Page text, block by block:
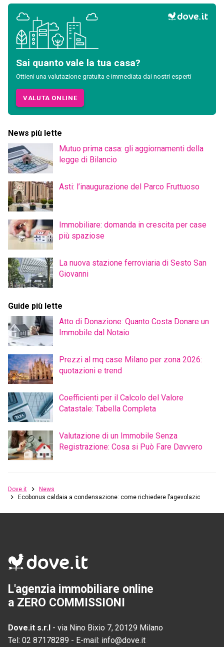
Sai quanto vale la tua casa?
Ottieni una valutazione gratuita e immediata dai nostri esperti
VALUTA ONLINE
News più lette
Mutuo prima casa: gli aggiornamenti della
legge di Bilancio
Asti: l’inaugurazione del Parco Fruttuoso
Immobiliare: domanda in crescita per case
più spaziose
La nuova stazione ferroviaria di Sesto San
Giovanni
Guide più lette
Atto di Donazione: Quanto Costa Donare un
Immobile dal Notaio
Prezzi al mq case Milano per zona 2026:
quotazioni e trend
Coefficienti per il Calcolo del Valore
Catastale: Tabella Completa
Valutazione di un Immobile Senza
Registrazione: Cosa si Può Fare Davvero
Dove.it
News
Ecobonus caldaia a condensazione: come richiedere l’agevolazione
L'agenzia immobiliare online
a ZERO COMMISSIONI
Dove.it s.r.l - via Nino Bixio 7, 20129 Milano
Tel: 02 87178289 - E-mail: info@dove.it